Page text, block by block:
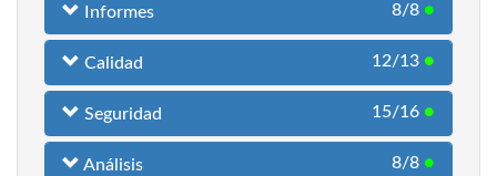
Informes 8/8 ●
Calidad 12/13 ●
Seguridad 15/16 ●
Análisis 8/8 ●